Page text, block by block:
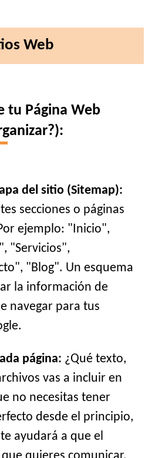
Web
tu Página Web
del sitio (Sitemap):
secciones o páginas
ejemplo: "Inicio",
"Servicios",
"Blog". Un esquema
la información de
navegar para tus
página: ¿Qué texto,
vas a incluir en
no necesitas tener
desde el principio,
ayudará a que el